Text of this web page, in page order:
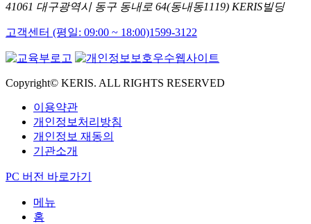
41061 대구광역시 동구 동내로 64(동내동1119) KERIS빌딩
고객센터 (평일: 09:00 ~ 18:00)1599-3122
Copyright© KERIS. ALL RIGHTS RESERVED
이용약관
개인정보처리방침
개인정보 재동의
기관소개
PC 버전 바로가기
메뉴
홈